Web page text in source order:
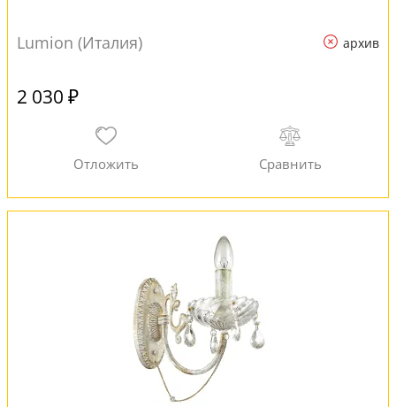
Lumion (Италия) архив
2 030 ₽